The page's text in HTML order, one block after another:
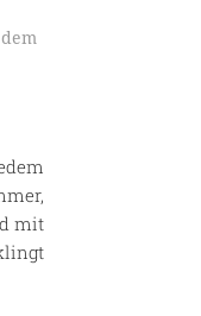
mit